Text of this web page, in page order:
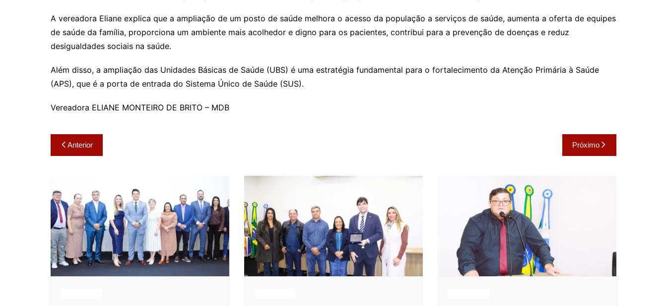
A vereadora Eliane explica que a ampliação de um posto de saúde melhora o acesso da população a serviços de saúde, aumenta a oferta de equipes
de saúde da família, proporciona um ambiente mais acolhedor e digno para os pacientes, contribui para a prevenção de doenças e reduz
desigualdades sociais na saúde.
Além disso, a ampliação das Unidades Básicas de Saúde (UBS) é uma estratégia fundamental para o fortalecimento da Atenção Primária à Saúde
(APS), que é a porta de entrada do Sistema Único de Saúde (SUS).
Vereadora ELIANE MONTEIRO DE BRITO – MDB
Navegação
de
Anterior Próximo